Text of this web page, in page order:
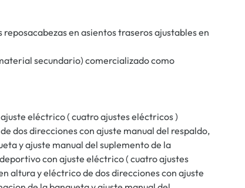
en asientos traseros ajustables en
secundario) comercializado como
eléctrico ( cuatro ajustes eléctricos )
dos direcciones con ajuste manual del respaldo,
y ajuste manual del suplemento de la
con ajuste eléctrico ( cuatro ajustes
altura y eléctrico de dos direcciones con ajuste